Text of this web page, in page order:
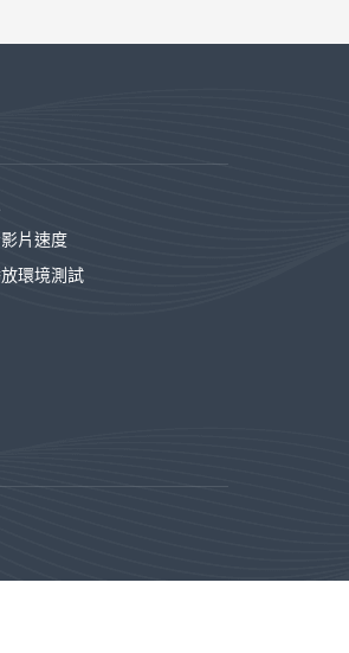
片速度
環境測試